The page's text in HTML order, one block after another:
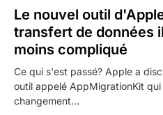
Le nouvel outil
transfert de données
moins compliqué
Ce qui s'est passé? Apple a
outil appelé AppMigrationKit
changement…